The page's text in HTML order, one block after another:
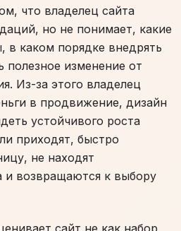
что владелец сайта
но не понимает, какие
в каком порядке внедрять
полезное изменение от
Из-за этого владелец
в продвижение, дизайн
устойчивого роста
приходят, быстро
не находят
и возвращаются к выбору
сайт не как набор